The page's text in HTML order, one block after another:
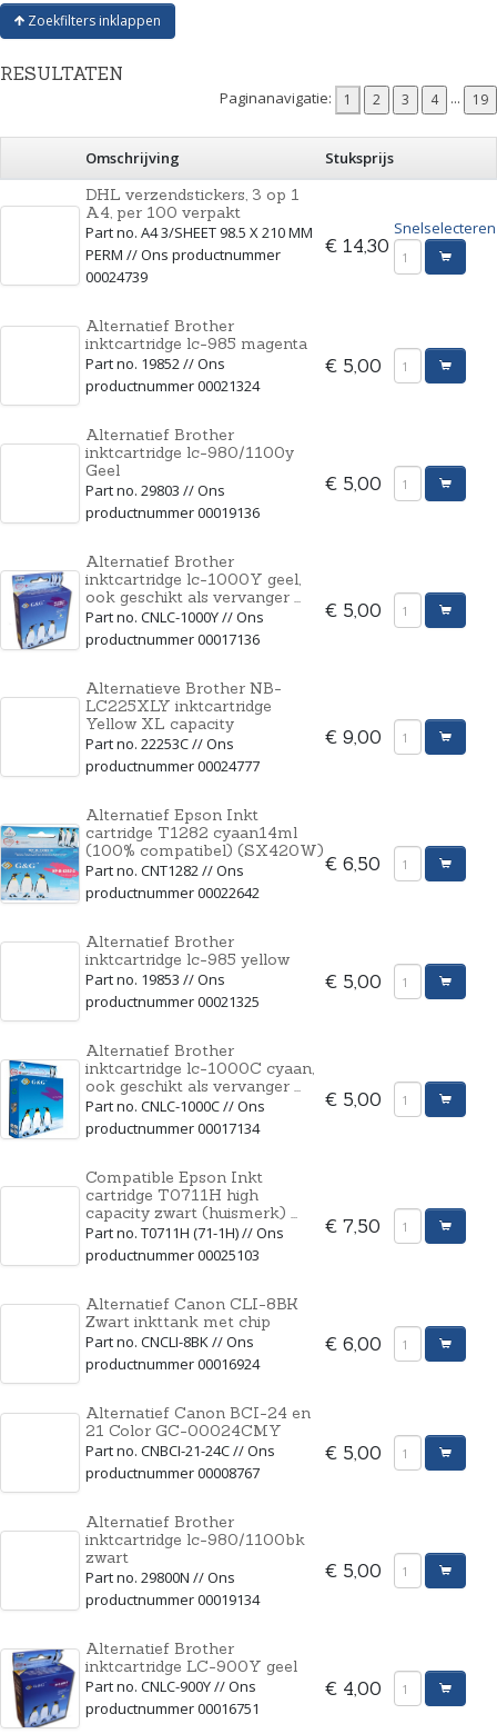
Zoekfilters inklappen
RESULTATEN
Paginanavigatie: ...
Omschrijving
Stuksprijs
DHL verzendstickers, 3 op 1
A4, per 100 verpakt
Part no. A4 3/SHEET 98.5 X 210 MM
PERM // Ons productnummer
00024739
€ 14,30
Snelselecteren
Alternatief Brother
inktcartridge lc-985 magenta
Part no. 19852 // Ons
productnummer 00021324
€ 5,00
Alternatief Brother
inktcartridge lc-980/1100y
Geel
Part no. 29803 // Ons
productnummer 00019136
€ 5,00
Alternatief Brother
inktcartridge lc-1000Y geel,
ook geschikt als vervanger ...
Part no. CNLC-1000Y // Ons
productnummer 00017136
€ 5,00
Alternatieve Brother NB-
LC225XLY inktcartridge
Yellow XL capacity
Part no. 22253C // Ons
productnummer 00024777
€ 9,00
Alternatief Epson Inkt
cartridge T1282 cyaan14ml
(100% compatibel) (SX420W)
Part no. CNT1282 // Ons
productnummer 00022642
€ 6,50
Alternatief Brother
inktcartridge lc-985 yellow
Part no. 19853 // Ons
productnummer 00021325
€ 5,00
Alternatief Brother
inktcartridge lc-1000C cyaan,
ook geschikt als vervanger ...
Part no. CNLC-1000C // Ons
productnummer 00017134
€ 5,00
Compatible Epson Inkt
cartridge T0711H high
capacity zwart (huismerk) ...
Part no. T0711H (71-1H) // Ons
productnummer 00025103
€ 7,50
Alternatief Canon CLI-8BK
Zwart inkttank met chip
Part no. CNCLI-8BK // Ons
productnummer 00016924
€ 6,00
Alternatief Canon BCI-24 en
21 Color GC-00024CMY
Part no. CNBCI-21-24C // Ons
productnummer 00008767
€ 5,00
Alternatief Brother
inktcartridge lc-980/1100bk
zwart
Part no. 29800N // Ons
productnummer 00019134
€ 5,00
Alternatief Brother
inktcartridge LC-900Y geel
Part no. CNLC-900Y // Ons
productnummer 00016751
€ 4,00